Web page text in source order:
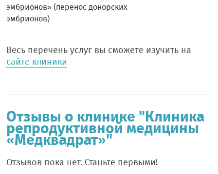
эмбрионов» (перенос донорских
эмбрионов)
Весь перечень услуг вы сможете изучить на
сайте клиники
Отзывы о клинике "Клиника
репродуктивной медицины
«Медквадрат»"
Отзывов пока нет. Станьте первыми!